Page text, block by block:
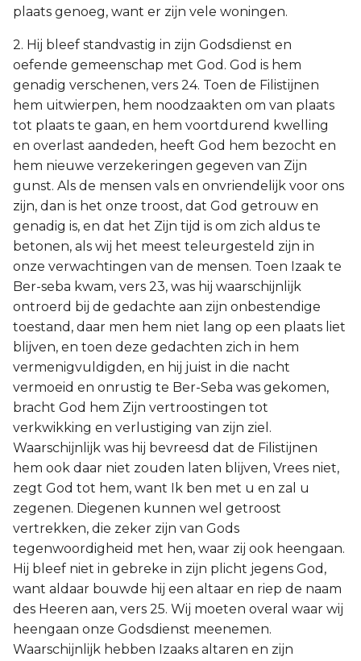
plaats genoeg, want er zijn vele woningen.
2. Hij bleef standvastig in zijn Godsdienst en
oefende gemeenschap met God. God is hem
genadig verschenen, vers 24. Toen de Filistijnen
hem uitwierpen, hem noodzaakten om van plaats
tot plaats te gaan, en hem voortdurend kwelling
en overlast aandeden, heeft God hem bezocht en
hem nieuwe verzekeringen gegeven van Zijn
gunst. Als de mensen vals en onvriendelijk voor ons
zijn, dan is het onze troost, dat God getrouw en
genadig is, en dat het Zijn tijd is om zich aldus te
betonen, als wij het meest teleurgesteld zijn in
onze verwachtingen van de mensen. Toen Izaak te
Ber-seba kwam, vers 23, was hij waarschijnlijk
ontroerd bij de gedachte aan zijn onbestendige
toestand, daar men hem niet lang op een plaats liet
blijven, en toen deze gedachten zich in hem
vermenigvuldigden, en hij juist in die nacht
vermoeid en onrustig te Ber-Seba was gekomen,
bracht God hem Zijn vertroostingen tot
verkwikking en verlustiging van zijn ziel.
Waarschijnlijk was hij bevreesd dat de Filistijnen
hem ook daar niet zouden laten blijven, Vrees niet,
zegt God tot hem, want Ik ben met u en zal u
zegenen. Diegenen kunnen wel getroost
vertrekken, die zeker zijn van Gods
tegenwoordigheid met hen, waar zij ook heengaan.
Hij bleef niet in gebreke in zijn plicht jegens God,
want aldaar bouwde hij een altaar en riep de naam
des Heeren aan, vers 25. Wij moeten overal waar wij
heengaan onze Godsdienst meenemen.
Waarschijnlijk hebben Izaaks altaren en zijn